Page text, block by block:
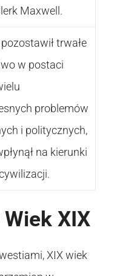
Maxwell.
trwałe
w postaci
problemów
i politycznych,
na kierunki
XIX
XIX wiek